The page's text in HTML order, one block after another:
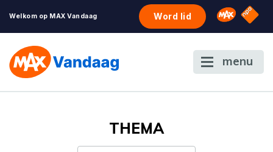
Welkom op MAX Vandaag Word lid Omroep
NPO
menu
THEMA